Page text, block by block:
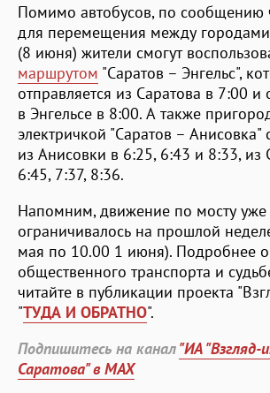
Помимо автобусов, по сообщению
для перемещения между городами
(8 июня) жители смогут
маршрутом "Саратов – Энгельс",
отправляется из Саратова в 7:00 и
в Энгельсе в 8:00. А также
электричкой "Саратов – Анисовка"
из Анисовки в 6:25, 6:43 и 8:33, из
6:45, 7:37, 8:36.
Напомним, движение по мосту уже
ограничивалось на прошлой
мая по 10.00 1 июня). Подробнее
общественного транспорта и
читайте в публикации проекта
"ТУДА И ОБРАТНО".
Подпишитесь на канал"ИА "Взгляд-
Саратова" в MAX